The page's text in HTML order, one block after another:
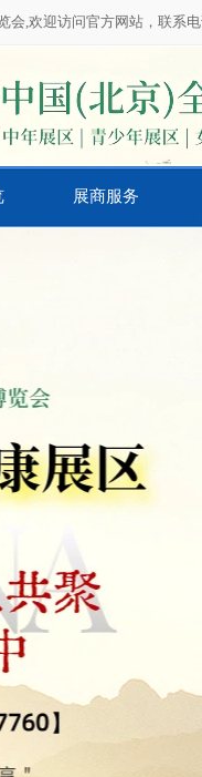
会,欢迎访问官方网站，联系
展商服务